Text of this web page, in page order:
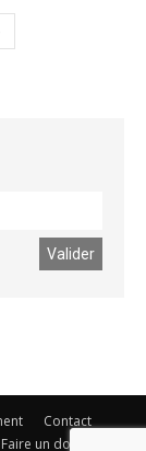
Contact
Faire un don